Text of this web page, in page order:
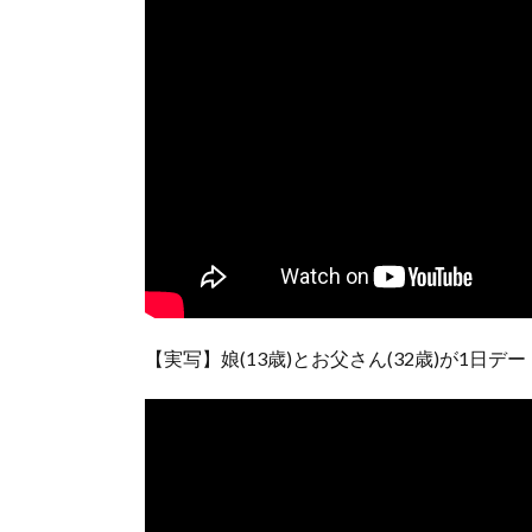
【実写】娘(13歳)とお父さん(32歳)が1日デー